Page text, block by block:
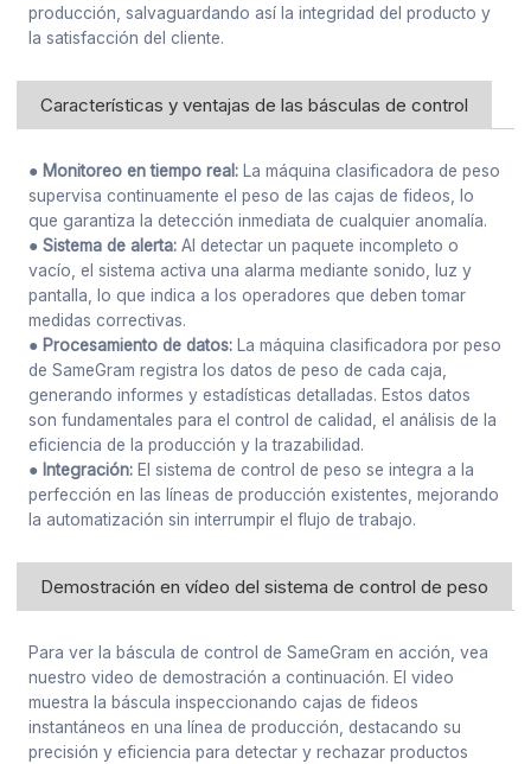
producción, salvaguardando así la integridad del producto y
la satisfacción del cliente.
Características y ventajas de las básculas de control
● Monitoreo en tiempo real: La máquina clasificadora de peso
supervisa continuamente el peso de las cajas de fideos, lo
que garantiza la detección inmediata de cualquier anomalía.
● Sistema de alerta: Al detectar un paquete incompleto o
vacío, el sistema activa una alarma mediante sonido, luz y
pantalla, lo que indica a los operadores que deben tomar
medidas correctivas.
● Procesamiento de datos: La máquina clasificadora por peso
de SameGram registra los datos de peso de cada caja,
generando informes y estadísticas detalladas. Estos datos
son fundamentales para el control de calidad, el análisis de la
eficiencia de la producción y la trazabilidad.
● Integración: El sistema de control de peso se integra a la
perfección en las líneas de producción existentes, mejorando
la automatización sin interrumpir el flujo de trabajo.
Demostración en vídeo del sistema de control de peso
Para ver la báscula de control de SameGram en acción, vea
nuestro video de demostración a continuación. El video
muestra la báscula inspeccionando cajas de fideos
instantáneos en una línea de producción, destacando su
precisión y eficiencia para detectar y rechazar productos